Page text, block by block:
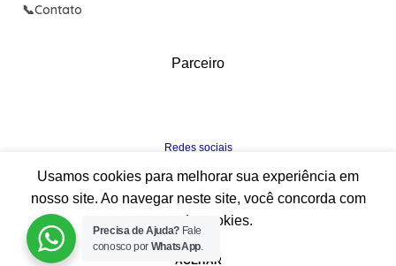
📞Contato
Parceiro
Redes sociais
CBS Med
Usamos cookies para melhorar sua experiência em
nosso site. Ao navegar neste site, você concorda com
o uso de cookies.
ACEITAR
Precisa de Ajuda?Fale
conosco por WhatsApp.